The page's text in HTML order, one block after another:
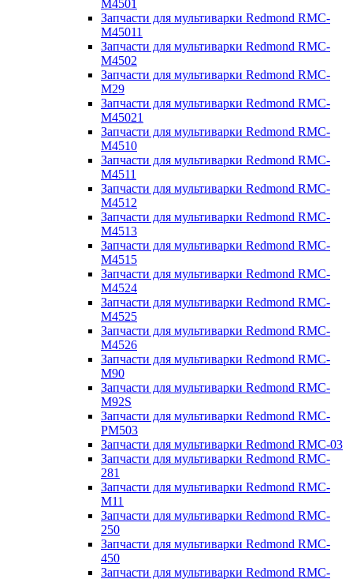
M4501
Запчасти для мультиварки Redmond RMC-
M45011
Запчасти для мультиварки Redmond RMC-
M4502
Запчасти для мультиварки Redmond RMC-
M29
Запчасти для мультиварки Redmond RMC-
M45021
Запчасти для мультиварки Redmond RMC-
M4510
Запчасти для мультиварки Redmond RMC-
M4511
Запчасти для мультиварки Redmond RMC-
M4512
Запчасти для мультиварки Redmond RMC-
M4513
Запчасти для мультиварки Redmond RMC-
M4515
Запчасти для мультиварки Redmond RMC-
M4524
Запчасти для мультиварки Redmond RMC-
M4525
Запчасти для мультиварки Redmond RMC-
M4526
Запчасти для мультиварки Redmond RMC-
M90
Запчасти для мультиварки Redmond RMC-
M92S
Запчасти для мультиварки Redmond RMC-
PM503
Запчасти для мультиварки Redmond RMC-03
Запчасти для мультиварки Redmond RMC-
281
Запчасти для мультиварки Redmond RMC-
M11
Запчасти для мультиварки Redmond RMC-
250
Запчасти для мультиварки Redmond RMC-
450
Запчасти для мультиварки Redmond RMC-